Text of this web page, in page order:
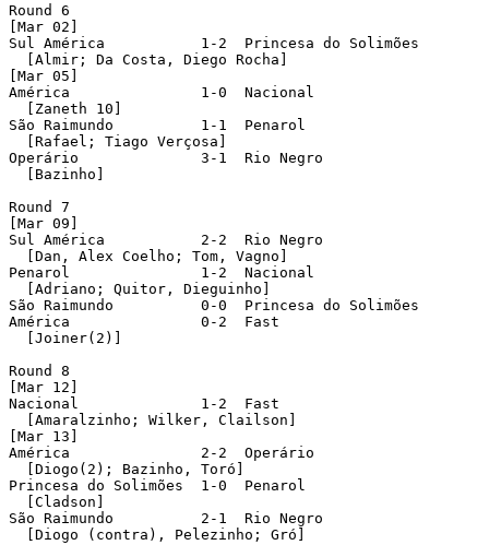
Round 6
[Mar 02]
Sul América           1-2  Princesa do Solimões
  [Almir; Da Costa, Diego Rocha]
[Mar 05]
América               1-0  Nacional
  [Zaneth 10]
São Raimundo          1-1  Penarol
  [Rafael; Tiago Verçosa]
Operário              3-1  Rio Negro
  [Bazinho]
Round 7
[Mar 09]
Sul América           2-2  Rio Negro
  [Dan, Alex Coelho; Tom, Vagno]
Penarol               1-2  Nacional
  [Adriano; Quitor, Dieguinho]
São Raimundo          0-0  Princesa do Solimões
América               0-2  Fast
  [Joiner(2)]
Round 8
[Mar 12]
Nacional              1-2  Fast
  [Amaralzinho; Wilker, Clailson]
[Mar 13]
América               2-2  Operário
  [Diogo(2); Bazinho, Toró]
Princesa do Solimões  1-0  Penarol
  [Cladson]
São Raimundo          2-1  Rio Negro
  [Diogo (contra), Pelezinho; Gró]